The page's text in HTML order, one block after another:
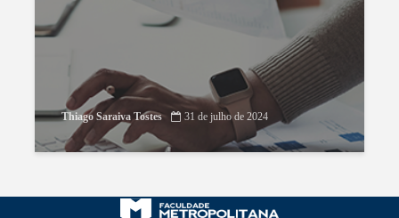
Thiago Saraiva Tostes 31 de julho de 2024